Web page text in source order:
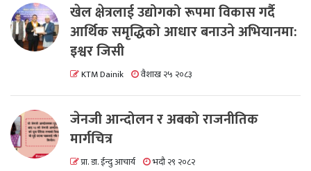
खेल क्षेत्रलाई उद्योगको रूपमा विकास गर्दै
आर्थिक समृद्धिको आधार बनाउने अभियानमा:
इश्वर जिसी
KTM Dainik वैशाख २५ २०८३
जेनजी आन्दोलन र अबको राजनीतिक
मार्गचित्र
प्रा. डा. ईन्दु आचार्य भदौ २९ २०८२